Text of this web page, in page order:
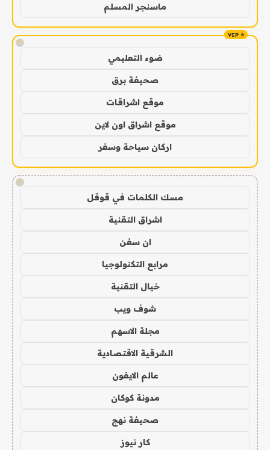
ماسنجر المسلم
!
ضوء التعليمي
صحيفة برق
موقع اشراقات
موقع اشراق اون لاين
اركان سياحة وسفر
!
مسك الكلمات في قوقل
اشراق التقنية
ان سفن
مرابع التكنولوجيا
خيال التقنية
شوف ويب
مجلة الاسهم
الشرقية الاقتصادية
عالم الايفون
مدونة كوكان
صحيفة نهج
كار نيوز